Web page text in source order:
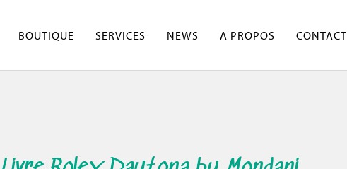
BOUTIQUE SERVICES NEWS A PROPOS CONTACT